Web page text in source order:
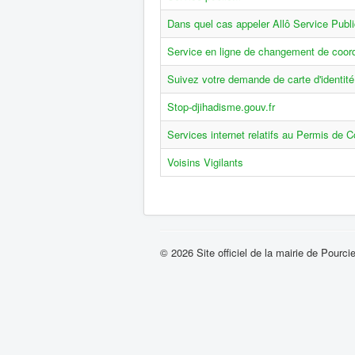
Dans quel cas appeler Allô Service
Service en ligne de changement de
Suivez votre demande de carte d'identité
Stop-djihadisme.gouv.fr
Services internet relatifs au Permis de
Voisins Vigilants
© 2026 Site officiel de la mairie de